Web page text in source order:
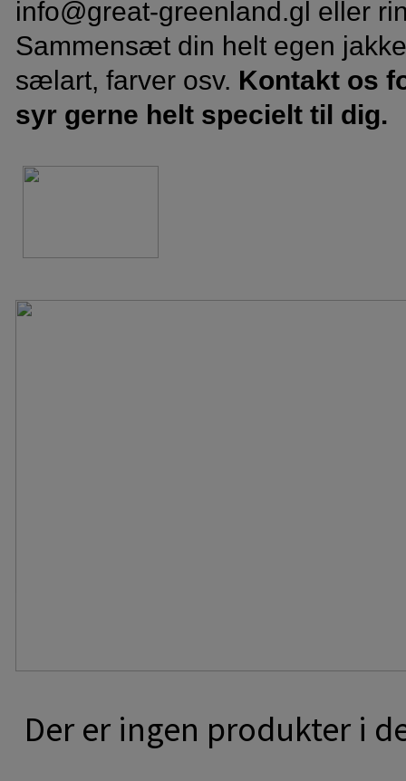
info@great-greenland.gl eller
Sammensæt din helt egen
sælart, farver osv. Kontakt os
syr gerne helt specielt til dig.
Der er ingen produkter i